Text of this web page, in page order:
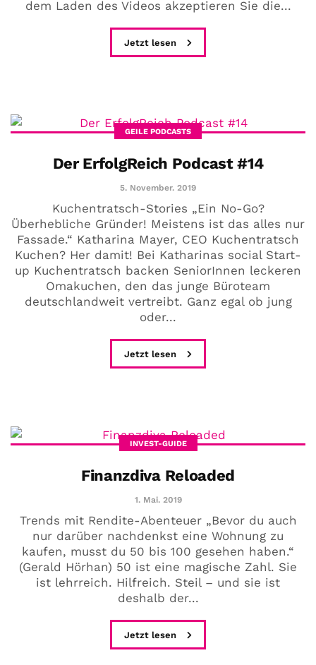
dem Laden des Videos akzeptieren Sie die...
Jetzt lesen
GEILE PODCASTS
Der ErfolgReich Podcast #14
5. November. 2019
Kuchentratsch-Stories „Ein No-Go?
Überhebliche Gründer! Meistens ist das alles nur
Fassade.“ Katharina Mayer, CEO Kuchentratsch
Kuchen? Her damit! Bei Katharinas social Start-
up Kuchentratsch backen SeniorInnen leckeren
Omakuchen, den das junge Büroteam
deutschlandweit vertreibt. Ganz egal ob jung
oder...
Jetzt lesen
INVEST-GUIDE
Finanzdiva Reloaded
1. Mai. 2019
Trends mit Rendite-Abenteuer „Bevor du auch
nur darüber nachdenkst eine Wohnung zu
kaufen, musst du 50 bis 100 gesehen haben.“
(Gerald Hörhan) 50 ist eine magische Zahl. Sie
ist lehrreich. Hilfreich. Steil – und sie ist
deshalb der...
Jetzt lesen